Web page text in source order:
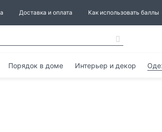
Доставка и оплата Как использовать баллы
Порядок в доме Интерьер и декор